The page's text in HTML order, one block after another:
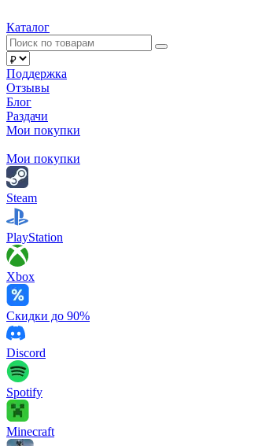
Каталог
Поддержка
Отзывы
Блог
Раздачи
Мои покупки
Мои покупки
Steam
PlayStation
Xbox
Скидки до 90%
Discord
Spotify
Minecraft